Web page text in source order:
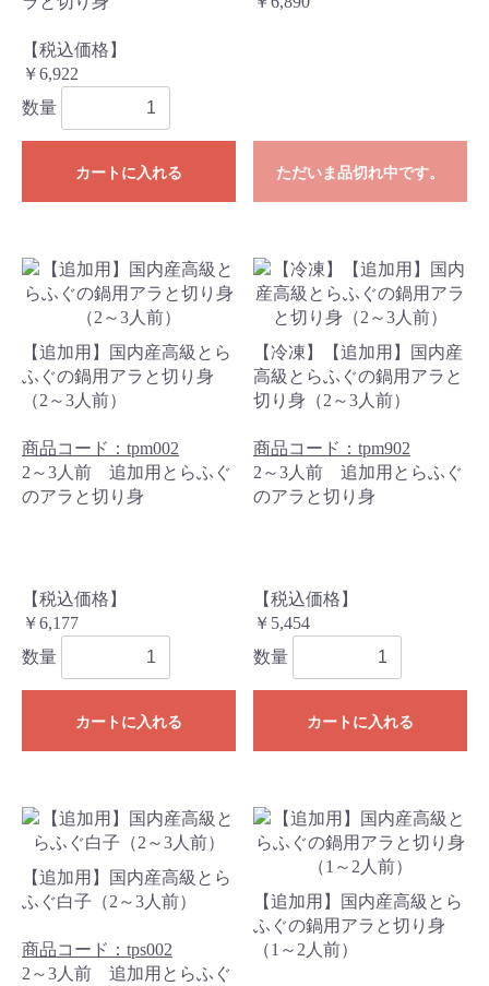
【税込価格】
￥6,922
数量
カートに入れる ただいま品切れ中です。
【追加用】国内産高級とら
ふぐの鍋用アラと切り身
（2～3人前）
商品コード：tpm002
2～3人前 追加用とらふぐ
のアラと切り身
【税込価格】
￥6,177
数量
カートに入れる
【冷凍】【追加用】国内産
高級とらふぐの鍋用アラと
切り身（2～3人前）
商品コード：tpm902
2～3人前 追加用とらふぐ
のアラと切り身
【税込価格】
￥5,454
数量
カートに入れる
【追加用】国内産高級とら
ふぐ白子（2～3人前）
商品コード：tps002
2～3人前 追加用とらふぐ
【追加用】国内産高級とら
ふぐの鍋用アラと切り身
（1～2人前）